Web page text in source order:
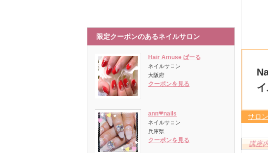
サロ
講座
限定クーポンのあるネイルサロン
Hair Amuse ぱーる
ネイルサロン
大阪府
クーポンを見る
ann❤︎nails
ネイルサロン
兵庫県
クーポンを見る